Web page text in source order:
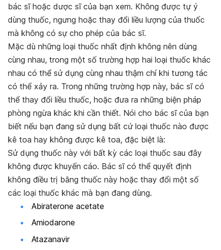
bác sĩ hoặc dược sĩ của bạn xem. Không được tự ý
dùng thuốc, ngưng hoặc thay đổi liều lượng của thuốc
mà không có sự cho phép của bác sĩ.
Mặc dù những loại thuốc nhất định không nên dùng
cùng nhau, trong một số trường hợp hai loại thuốc khác
nhau có thể sử dụng cùng nhau thậm chí khi tương tác
có thể xảy ra. Trong những trường hợp này, bác sĩ có
thể thay đổi liều thuốc, hoặc đưa ra những biện pháp
phòng ngừa khác khi cần thiết. Nói cho bác sĩ của bạn
biết nếu bạn đang sử dụng bất cứ loại thuốc nào được
kê toa hay không được kê toa, đặc biệt là:
Sử dụng thuốc này với bất kỳ các loại thuốc sau đây
không được khuyến cáo. Bác sĩ có thể quyết định
không điều trị bằng thuốc này hoặc thay đổi một số
các loại thuốc khác mà bạn đang dùng.
Abiraterone acetate
Amiodarone
Atazanavir